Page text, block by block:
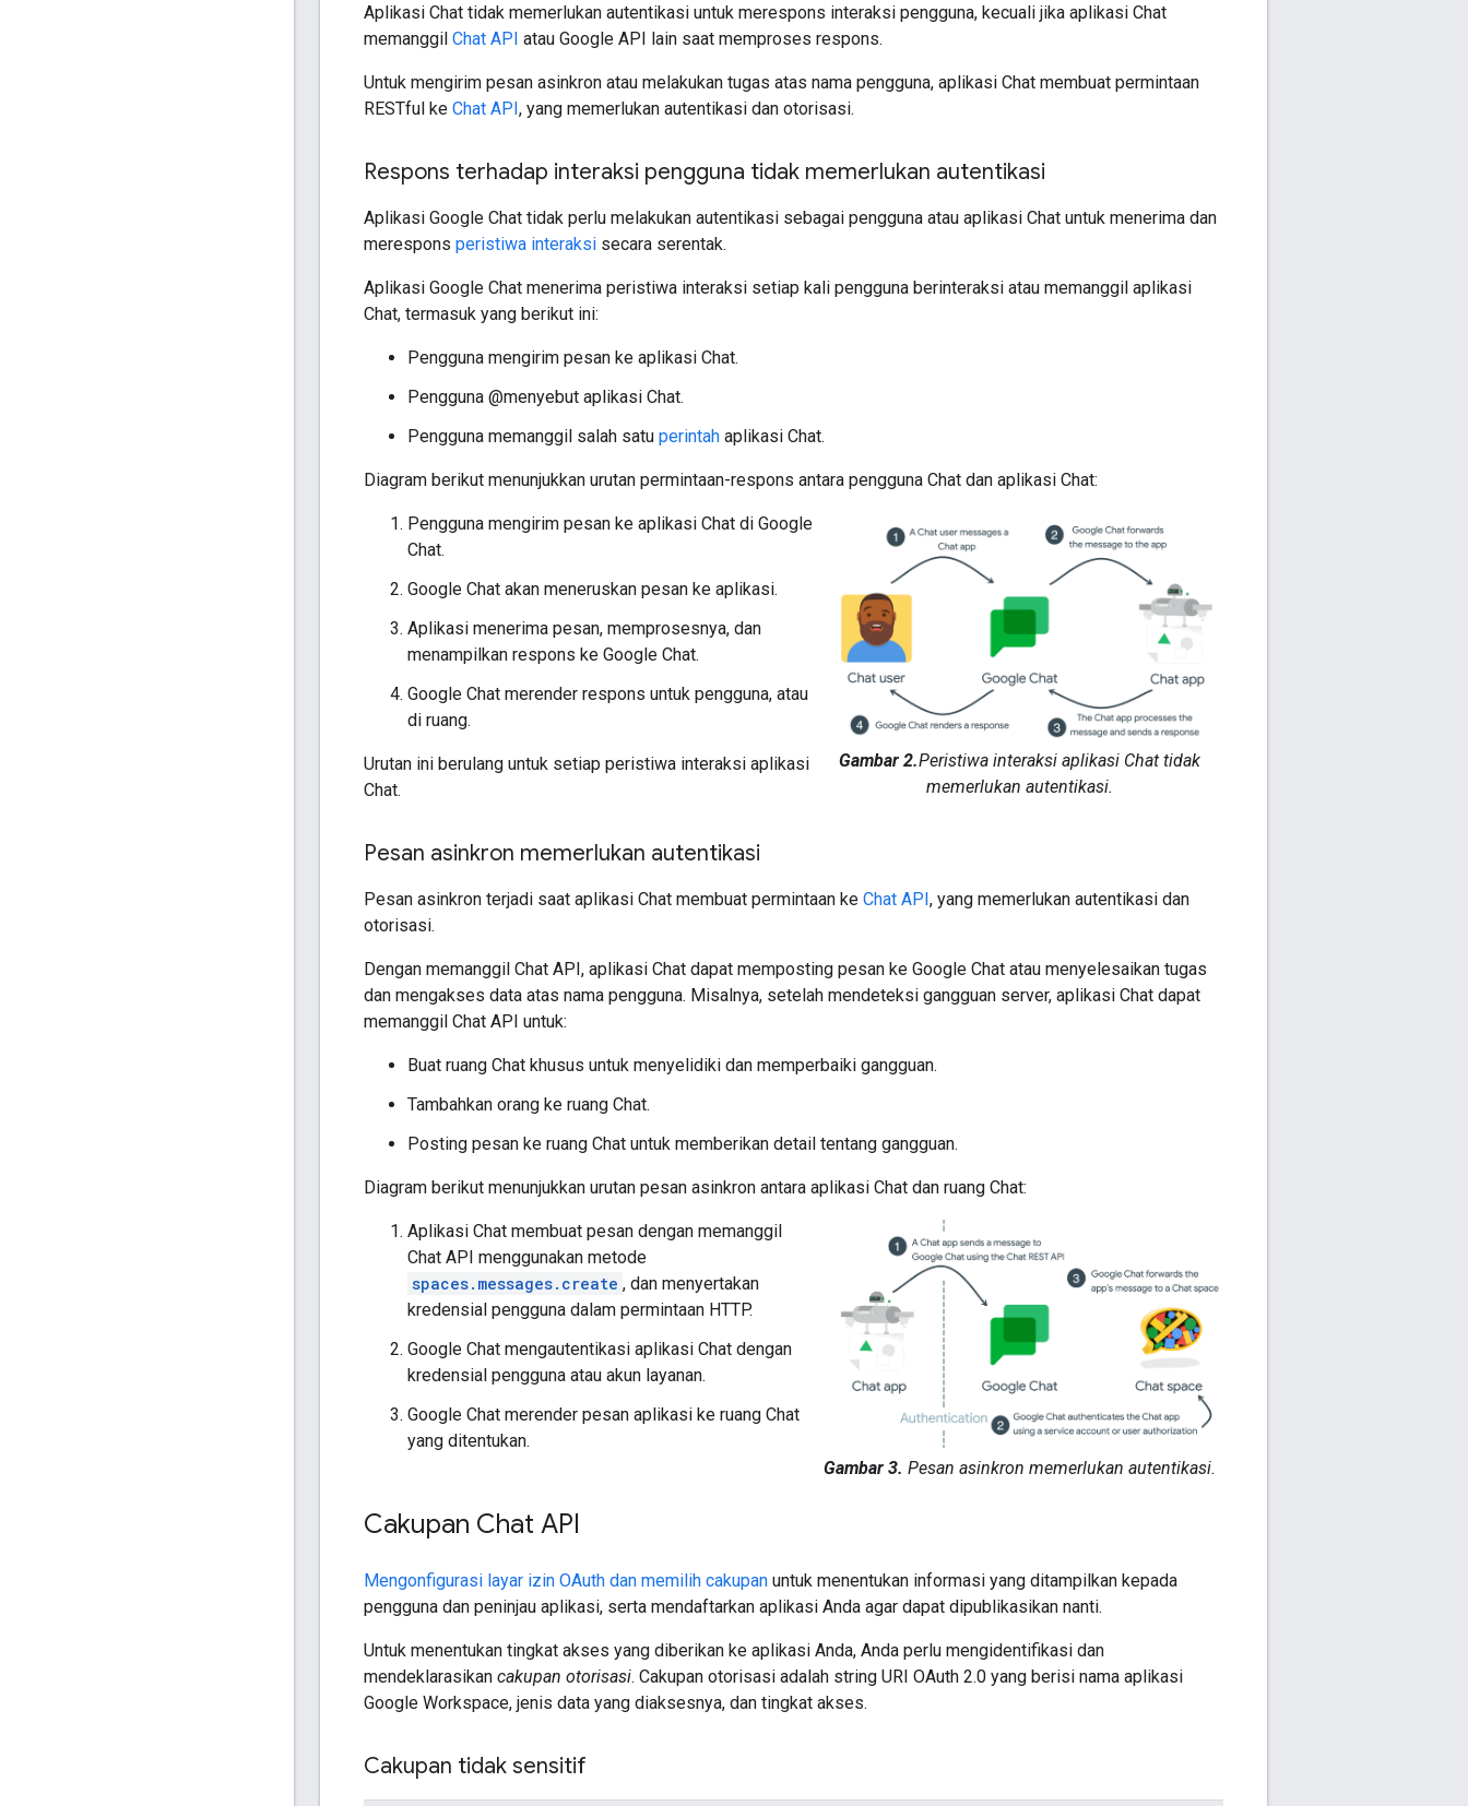
Aplikasi Chat tidak memerlukan autentikasi untuk merespons interaksi pengguna, kecuali jika aplikasi Chat
memanggil Chat API atau Google API lain saat memproses respons.
Untuk mengirim pesan asinkron atau melakukan tugas atas nama pengguna, aplikasi Chat membuat permintaan
RESTful ke Chat API, yang memerlukan autentikasi dan otorisasi.
Respons terhadap interaksi pengguna tidak memerlukan autentikasi
Aplikasi Google Chat tidak perlu melakukan autentikasi sebagai pengguna atau aplikasi Chat untuk menerima dan
merespons peristiwa interaksi secara serentak.
Aplikasi Google Chat menerima peristiwa interaksi setiap kali pengguna berinteraksi atau memanggil aplikasi
Chat, termasuk yang berikut ini:
Pengguna mengirim pesan ke aplikasi Chat.
Pengguna @menyebut aplikasi Chat.
Pengguna memanggil salah satu perintah aplikasi Chat.
Diagram berikut menunjukkan urutan permintaan-respons antara pengguna Chat dan aplikasi Chat:
Gambar 2.Peristiwa interaksi aplikasi Chat tidak
memerlukan autentikasi.
Pengguna mengirim pesan ke aplikasi Chat di Google
Chat.
Google Chat akan meneruskan pesan ke aplikasi.
Aplikasi menerima pesan, memprosesnya, dan
menampilkan respons ke Google Chat.
Google Chat merender respons untuk pengguna, atau
di ruang.
Urutan ini berulang untuk setiap peristiwa interaksi aplikasi
Chat.
Pesan asinkron memerlukan autentikasi
Pesan asinkron terjadi saat aplikasi Chat membuat permintaan ke Chat API, yang memerlukan autentikasi dan
otorisasi.
Dengan memanggil Chat API, aplikasi Chat dapat memposting pesan ke Google Chat atau menyelesaikan tugas
dan mengakses data atas nama pengguna. Misalnya, setelah mendeteksi gangguan server, aplikasi Chat dapat
memanggil Chat API untuk:
Buat ruang Chat khusus untuk menyelidiki dan memperbaiki gangguan.
Tambahkan orang ke ruang Chat.
Posting pesan ke ruang Chat untuk memberikan detail tentang gangguan.
Diagram berikut menunjukkan urutan pesan asinkron antara aplikasi Chat dan ruang Chat:
Gambar 3. Pesan asinkron memerlukan autentikasi.
Aplikasi Chat membuat pesan dengan memanggil
Chat API menggunakan metode
spaces.messages.create , dan menyertakan
kredensial pengguna dalam permintaan HTTP.
Google Chat mengautentikasi aplikasi Chat dengan
kredensial pengguna atau akun layanan.
Google Chat merender pesan aplikasi ke ruang Chat
yang ditentukan.
Cakupan Chat API
Mengonfigurasi layar izin OAuth dan memilih cakupan untuk menentukan informasi yang ditampilkan kepada
pengguna dan peninjau aplikasi, serta mendaftarkan aplikasi Anda agar dapat dipublikasikan nanti.
Untuk menentukan tingkat akses yang diberikan ke aplikasi Anda, Anda perlu mengidentifikasi dan
mendeklarasikan cakupan otorisasi. Cakupan otorisasi adalah string URI OAuth 2.0 yang berisi nama aplikasi
Google Workspace, jenis data yang diaksesnya, dan tingkat akses.
Cakupan tidak sensitif